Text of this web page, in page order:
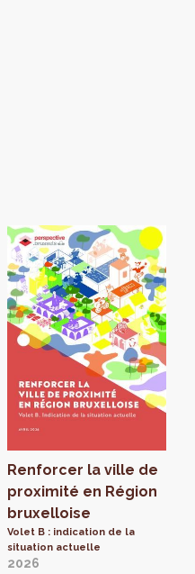
Renforcer la ville de
proximité en Région
bruxelloise
Volet B : indication de la
situation actuelle
2026